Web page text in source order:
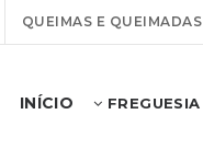
QUEIMAS E QUEIMADAS
INÍCIO FREGUESIA